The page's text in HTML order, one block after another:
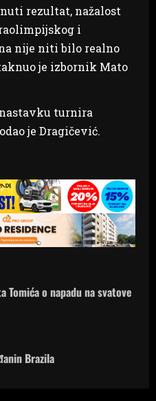
rezultat, nažalost
i
nije niti bilo realno
je izbornik Mato
nastavku turnira
je Dragičević.
o napadu na svatove
Brazila